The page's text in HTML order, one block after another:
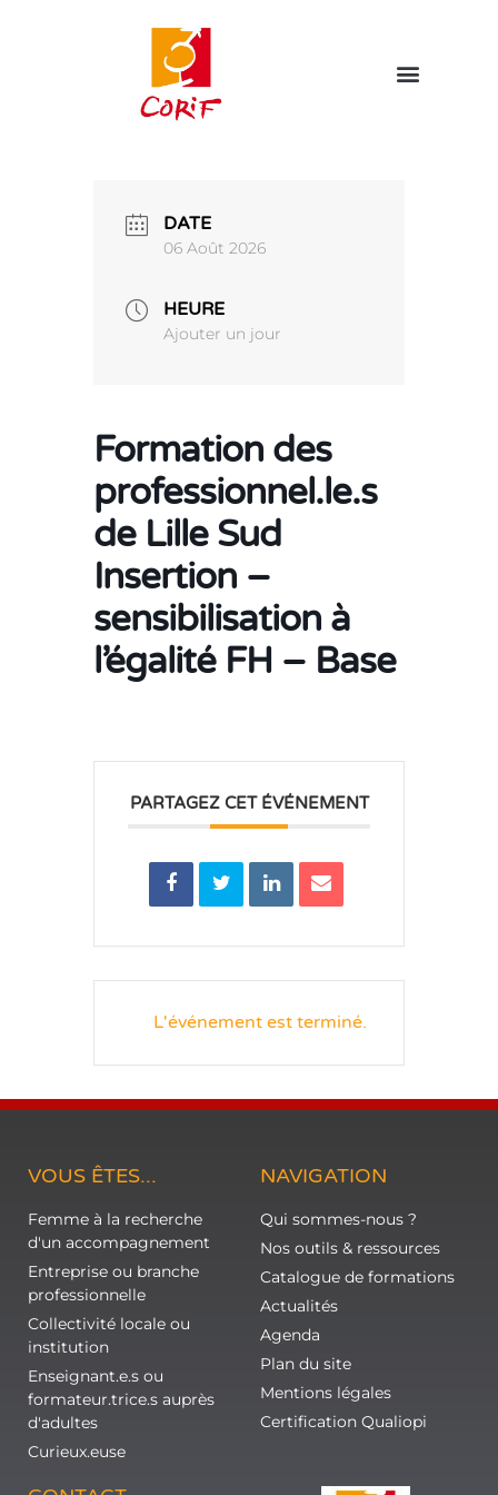
DATE
06 Août 2026
HEURE
Ajouter un jour
Formation des
professionnel.le.s
de Lille Sud
Insertion –
sensibilisation à
l’égalité FH – Base
PARTAGEZ CET ÉVÉNEMENT
L'événement est terminé.
VOUS ÊTES...
Femme à la recherche
d'un accompagnement
Entreprise ou branche
professionnelle
Collectivité locale ou
institution
Enseignant.e.s ou
formateur.trice.s auprès
d'adultes
Curieux.euse
NAVIGATION
Qui sommes-nous ?
Nos outils & ressources
Catalogue de formations
Actualités
Agenda
Plan du site
Mentions légales
Certification Qualiopi